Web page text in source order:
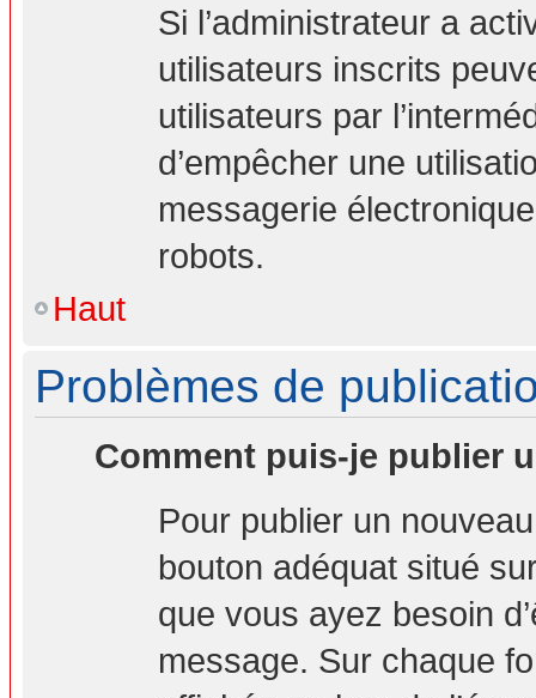
Si l’administrateur a
utilisateurs inscrits
utilisateurs par
d’empêcher une
messagerie
robots.
Haut
Problèmes de
Comment puis-je publier
Pour publier un
bouton adéquat situé
que vous ayez besoin
message. Sur chaque